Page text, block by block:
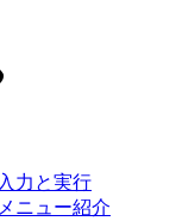
力と実行
ニュー紹介